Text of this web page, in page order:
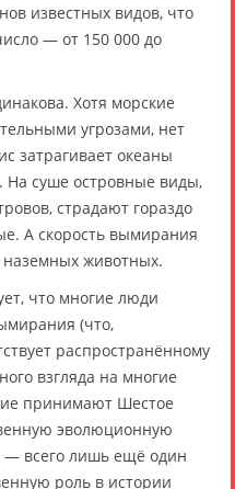
известных видов, что
— от 150 000 до
Хотя морские
угрозами, нет
затрагивает океаны
На суше островные виды,
страдают гораздо
А скорость вымирания
животных.
что многие люди
(что,
распространённому
взгляда на многие
принимают Шестое
эволюционную
— всего лишь ещё один
роль в истории